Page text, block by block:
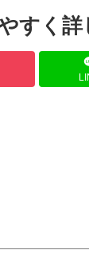
すく詳